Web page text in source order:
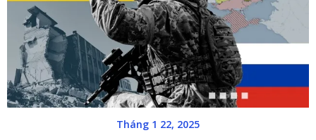
Tháng 1 22, 2025